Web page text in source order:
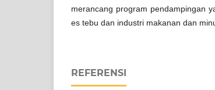
merancang program pendampingan
es tebu dan industri makanan dan
REFERENSI